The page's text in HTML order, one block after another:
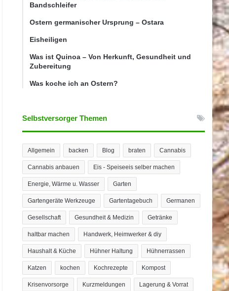
Bandschleifer
Ostern germanischer Ursprung – Ostara
Eisheiligen
Was ist Quinoa – Von Herkunft, Gesundheit und
Zubereitung
Was koche ich an Ostern?
Selbstversorger Themen
Allgemein backen Blog braten Cannabis
Cannabis anbauen Eis - Speiseeis selber machen
Energie, Wärme u. Wasser Garten
Gartengeräte Werkzeuge Gartentagebuch Germanen
Gesellschaft Gesundheit & Medizin Getränke
haltbar machen Handwerk, Heimwerker & diy
Haushalt & Küche Hühner Haltung Hühnerrassen
Katzen kochen Kochrezepte Kompost
Krisenvorsorge Kurzmeldungen Lagerung & Vorrat